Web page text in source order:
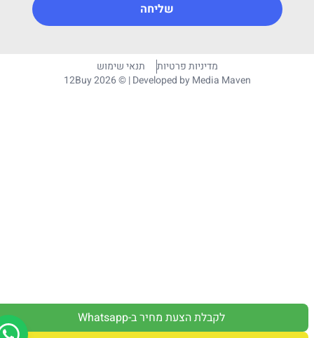
לקבלת הצעת מחיר ב-Whatsapp
שליחה
מדיניות פרטיות
תנאי שימוש
12Buy 2026 © | Developed byMedia Maven